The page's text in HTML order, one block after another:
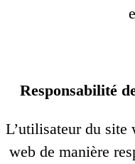
Responsabilité
L’utilisateur du site
web de manière